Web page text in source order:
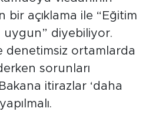
açıklama ile “Eğitim
diyebiliyor.
denetimsiz ortamlarda
sorunları
itirazlar ‘daha